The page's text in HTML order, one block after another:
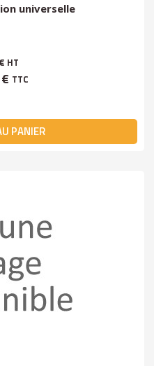
universelle
HT
TTC
PANIER